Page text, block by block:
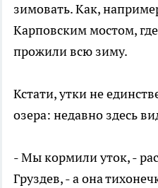
зимовать. Как,
Карповским мостом,
прожили всю зиму.
Кстати, утки не
озера: недавно здесь
- Мы кормили уток, -
Груздев, - а она